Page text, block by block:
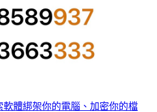
軟體綁架你的電腦、加密你的檔